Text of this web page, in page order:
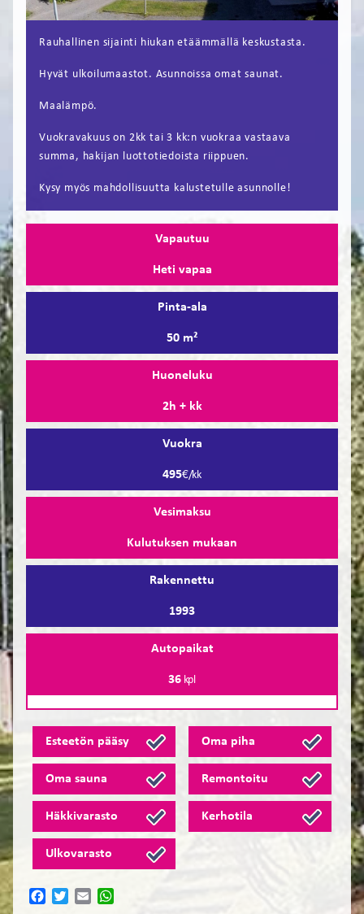
Rauhallinen sijainti hiukan etäämmällä keskustasta.
Hyvät ulkoilumaastot. Asunnoissa omat saunat.
Maalämpö.
Vuokravakuus on 2kk tai 3 kk:n vuokraa vastaava
summa, hakijan luottotiedoista riippuen.
Kysy myös mahdollisuutta kalustetulle asunnolle!
Vapautuu
Heti vapaa
Pinta-ala
50 m²
Huoneluku
2h + kk
Vuokra
495€/kk
Vesimaksu
Kulutuksen mukaan
Rakennettu
1993
Autopaikat
36kpl
Esteetön pääsy Oma piha
Oma sauna Remontoitu
Häkkivarasto Kerhotila
Ulkovarasto
FacebookTwitterEmail